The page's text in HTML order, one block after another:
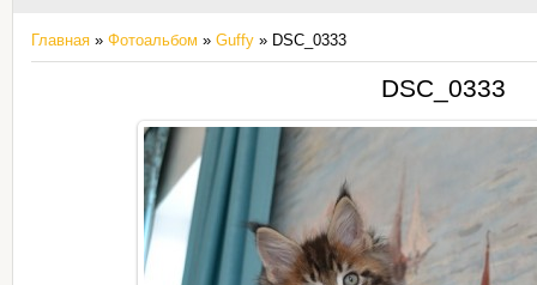
Главная » Фотоальбом » Guffy » DSC_0333
DSC_0333